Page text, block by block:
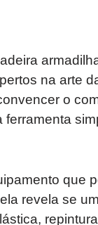
na arte
o
que
revela se